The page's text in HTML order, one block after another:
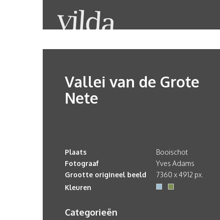
Vallei van de Grote
Nete
Plaats
Booischot
Fotograaf
Yves Adams
Grootte origineel beeld
7360 x 4912 px.
Kleuren
Categorieën